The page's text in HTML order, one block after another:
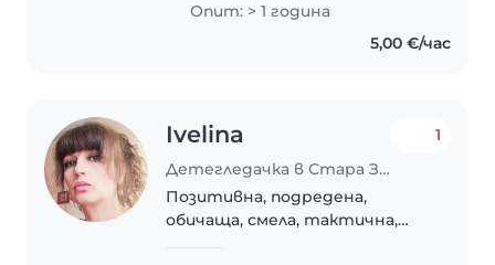
тях. Завършила съм начална и
предучилищна педагогика.
Опит: > 1 година
5,00 €/час
Ivelina
Детегледачка в Стара Загора
1
Позитивна, подредена,
обичаща, смела, тактична,